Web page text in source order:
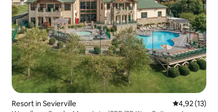
Resort in Sevierville Gemiddelde
4,92 (13)